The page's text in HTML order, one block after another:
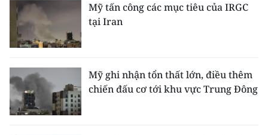
Mỹ tấn công các mục tiêu của IRGC
tại Iran
Mỹ ghi nhận tổn thất lớn, điều thêm
chiến đấu cơ tới khu vực Trung Đông